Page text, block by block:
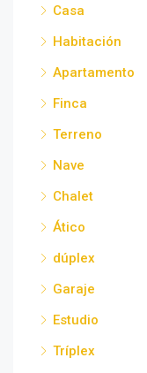
Casa
Habitación
Apartamento
Finca
Terreno
Nave
Chalet
Ático
dúplex
Garaje
Estudio
Tríplex